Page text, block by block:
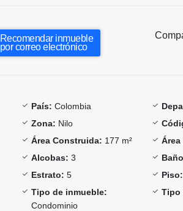
Recomendar inmueble
por correo electrónico
País: Colombia
Zona: Nilo
Área Construida: 177 m² Área
Alcobas: 3
Estrato: 5 Piso:
Tipo de inmueble:
Condominio
Tipo